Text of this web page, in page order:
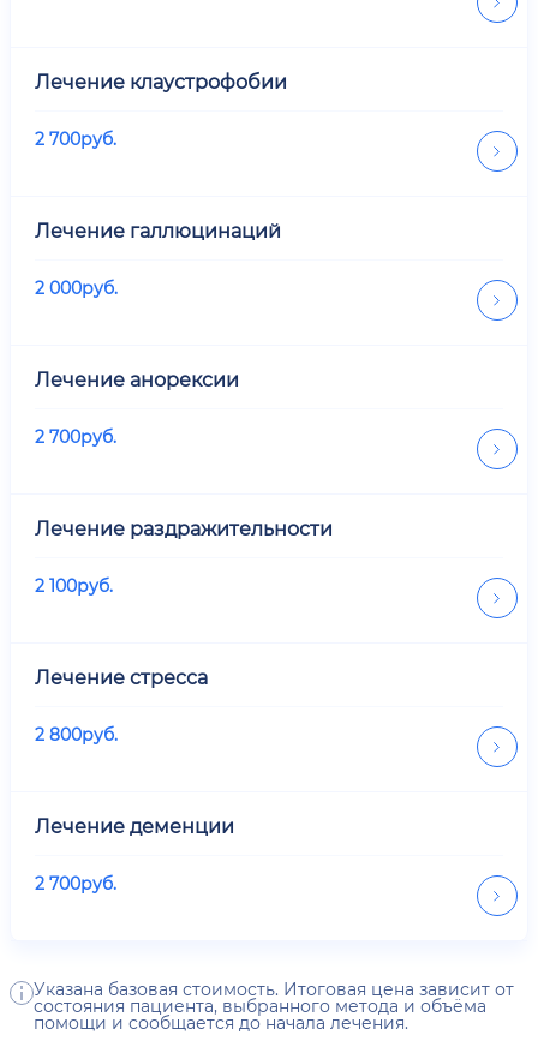
Лечение клаустрофобии
2 700руб.
Лечение галлюцинаций
2 000руб.
Лечение анорексии
2 700руб.
Лечение раздражительности
2 100руб.
Лечение стресса
2 800руб.
Лечение деменции
2 700руб.
Указана базовая стоимость. Итоговая цена зависит от
состояния пациента, выбранного метода и объёма
помощи и сообщается до начала лечения.